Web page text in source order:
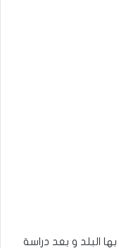
البلد و بعد دراسة